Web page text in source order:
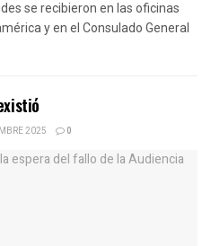
se recibieron en las oficinas
y en el Consulado General
2025 0